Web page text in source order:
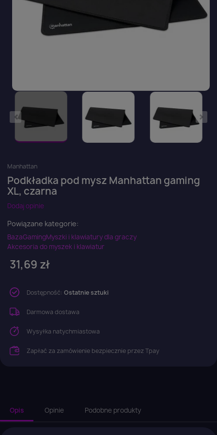
Manhattan
Podkładka pod mysz Manhattan gaming
XL, czarna
Dodaj opinie
Powiązane kategorie:
BazaGamingMyszki i klawiatury dla graczy
Akcesoria do myszek i klawiatur
31,69 zł
Dostępność: Ostatnie sztuki
Darmowa dostawa
Wysyłka natychmiastowa
Zapłać za zamówienie bezpiecznie przez Tpay
Opis Opinie Podobne produkty